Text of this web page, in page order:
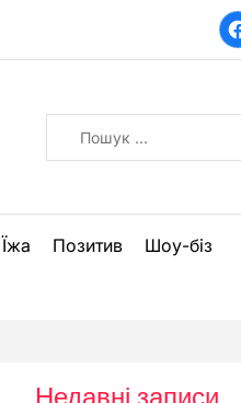
Їжа Позитив Шоу-біз